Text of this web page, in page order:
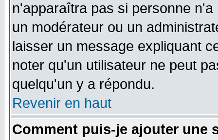
n'apparaîtra pas si personne
un modérateur ou un
laisser un message expliquant
noter qu'un utilisateur ne peut
quelqu'un y a répondu.
Revenir en haut
Comment puis-je ajouter une